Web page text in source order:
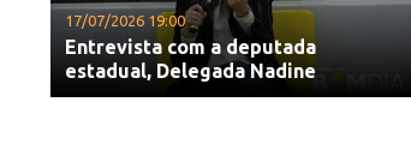
17/07/2026 19:00
Entrevista com a deputada
estadual, Delegada Nadine